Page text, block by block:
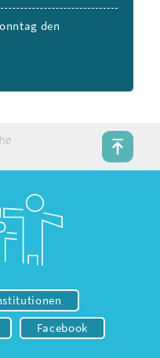
den
Facebook